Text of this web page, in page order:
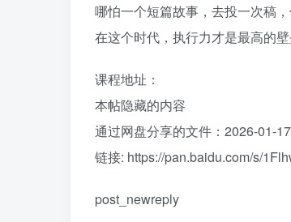
哪怕一个短篇故事，去投一次稿
在这个时代，执行力才是最高的壁
课程地址：
本帖隐藏的内容
通过网盘分享的文件：2026-01-
链接: https://pan.baidu.com/s/
post_newreply